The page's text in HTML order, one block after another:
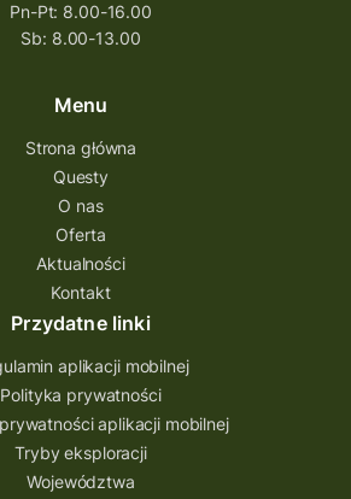
Pn-Pt: 8.00-16.00
Sb: 8.00-13.00
Menu
Strona główna
Questy
O nas
Oferta
Aktualności
Kontakt
Przydatne linki
aplikacji mobilnej
Polityka prywatności
aplikacji mobilnej
Tryby eksploracji
Województwa